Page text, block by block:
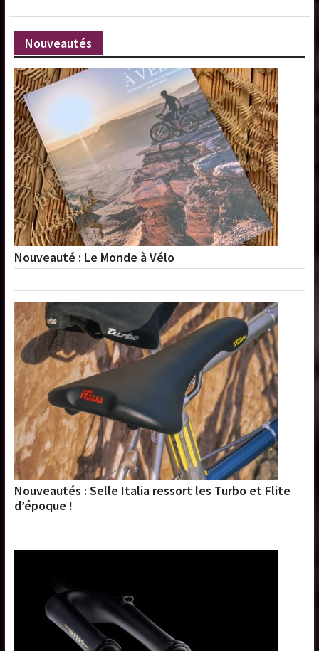
Nouveautés
Nouveauté : Le Monde à Vélo
Nouveautés : Selle Italia ressort les Turbo et Flite
d’époque !